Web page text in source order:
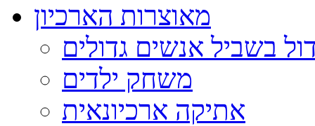
מאוצרות הארכיון
בשביל אנשים גדולים
משחק ילדים
אתיקה ארכיונאית